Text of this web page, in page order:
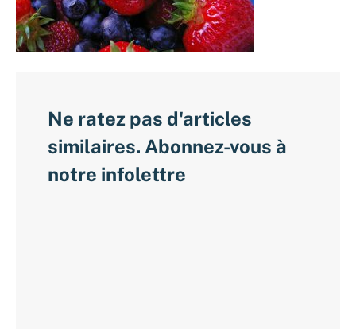
Ne ratez pas d'articles
similaires. Abonnez-vous à
notre infolettre